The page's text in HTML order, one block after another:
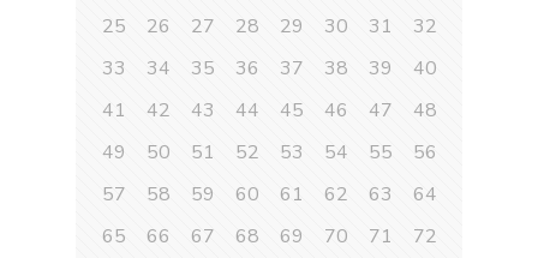
25
26 27 28 29 30 31
32
33
34 35 36 37 38 39
40
41
42 43 44 45 46 47
48
49
50 51 52 53 54 55
56
57
58 59 60 61 62 63
64
65
66 67 68 69 70 71
72